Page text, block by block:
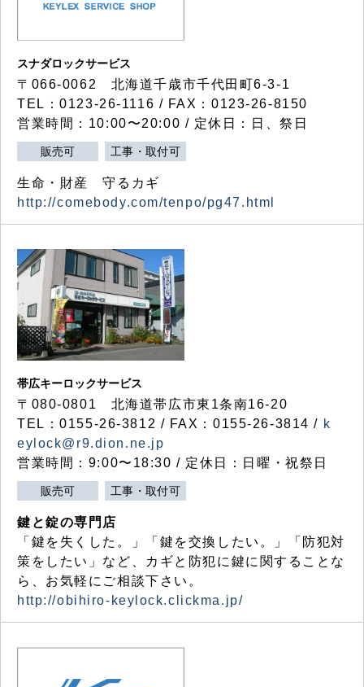
スナダロックサービス
〒066-0062 北海道千歳市千代田町6-3-1
TEL：0123-26-1116 / FAX：0123-26-8150
営業時間：10:00〜20:00 / 定休日：日、祭日
販売可 工事・取付可
生命・財産 守るカギ
http://comebody.com/tenpo/pg47.html
帯広キーロックサービス
〒080-0801 北海道帯広市東1条南16-20
TEL：0155-26-3812 / FAX：0155-26-3814 / k
eylock@r9.dion.ne.jp
営業時間：9:00〜18:30 / 定休日：日曜・祝祭日
販売可 工事・取付可
鍵と錠の専門店
「鍵を失くした。」「鍵を交換したい。」「防犯対
策をしたい」など、カギと防犯に鍵に関することな
ら、お気軽にご相談下さい。
http://obihiro-keylock.clickma.jp/